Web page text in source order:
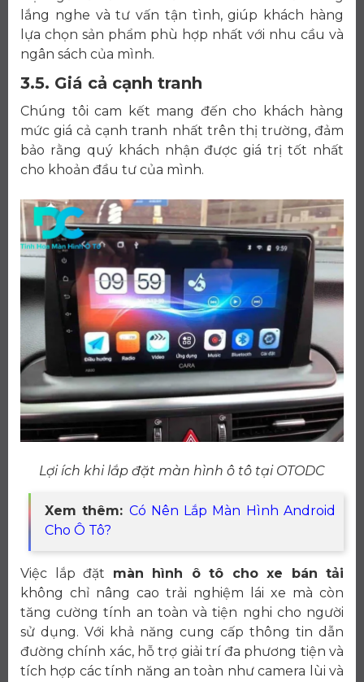
lắng nghe và tư vấn tận tình, giúp khách hàng
lựa chọn sản phẩm phù hợp nhất với nhu cầu và
ngân sách của mình.
3.5. Giá cả cạnh tranh
Chúng tôi cam kết mang đến cho khách hàng
mức giá cả cạnh tranh nhất trên thị trường, đảm
bảo rằng quý khách nhận được giá trị tốt nhất
cho khoản đầu tư của mình.
Lợi ích khi lắp đặt màn hình ô tô tại OTODC
Xem thêm: Có Nên Lắp Màn Hình Android
Cho Ô Tô?
Việc lắp đặt màn hình ô tô cho xe bán tải
không chỉ nâng cao trải nghiệm lái xe mà còn
tăng cường tính an toàn và tiện nghi cho người
sử dụng. Với khả năng cung cấp thông tin dẫn
đường chính xác, hỗ trợ giải trí đa phương tiện và
tích hợp các tính năng an toàn như camera lùi và